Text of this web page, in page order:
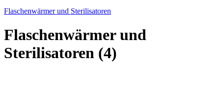
Flaschenwärmer und Sterilisatoren
Flaschenwärmer und
Sterilisatoren (4)